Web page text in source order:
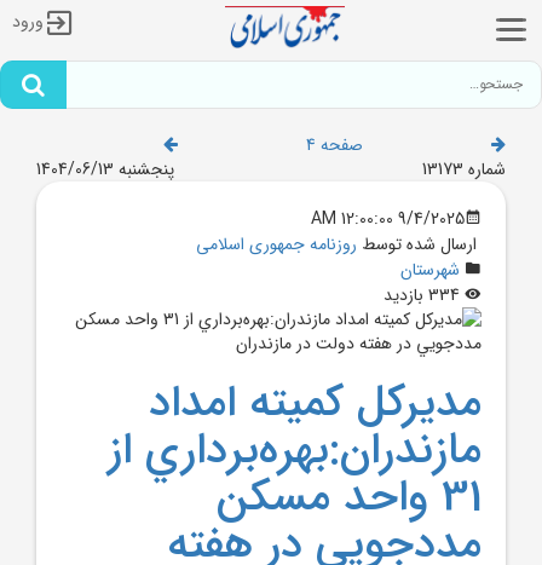
ورود
صفحه 4
شماره 13173
پنجشنبه 1404/06/13
9/4/2025 12:00:00 AM
ارسال شده توسط روزنامه جمهوری اسلامی
شهرستان
مديرکل کميته امداد
مازندران:بهره‌برداري از
31 واحد مسکن
مددجويي در هفته